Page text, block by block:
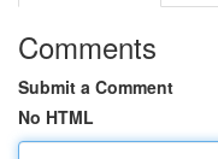
Comments
Submit a Comment
No HTML